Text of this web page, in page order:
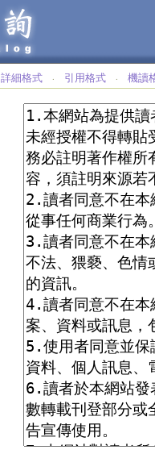
詳細格式 ‧ 引用格式 ‧ 機讀